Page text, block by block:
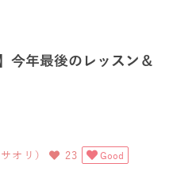
今年最後のレッスン＆
オリ） 23 Good